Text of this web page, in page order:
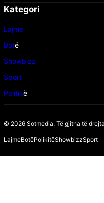
Kategori
Lajme
Botë
Showbizz
Sport
Politikë
© 2026 Sotmedia. Të gjitha të
LajmeBotëPolikitëShowbizzSport